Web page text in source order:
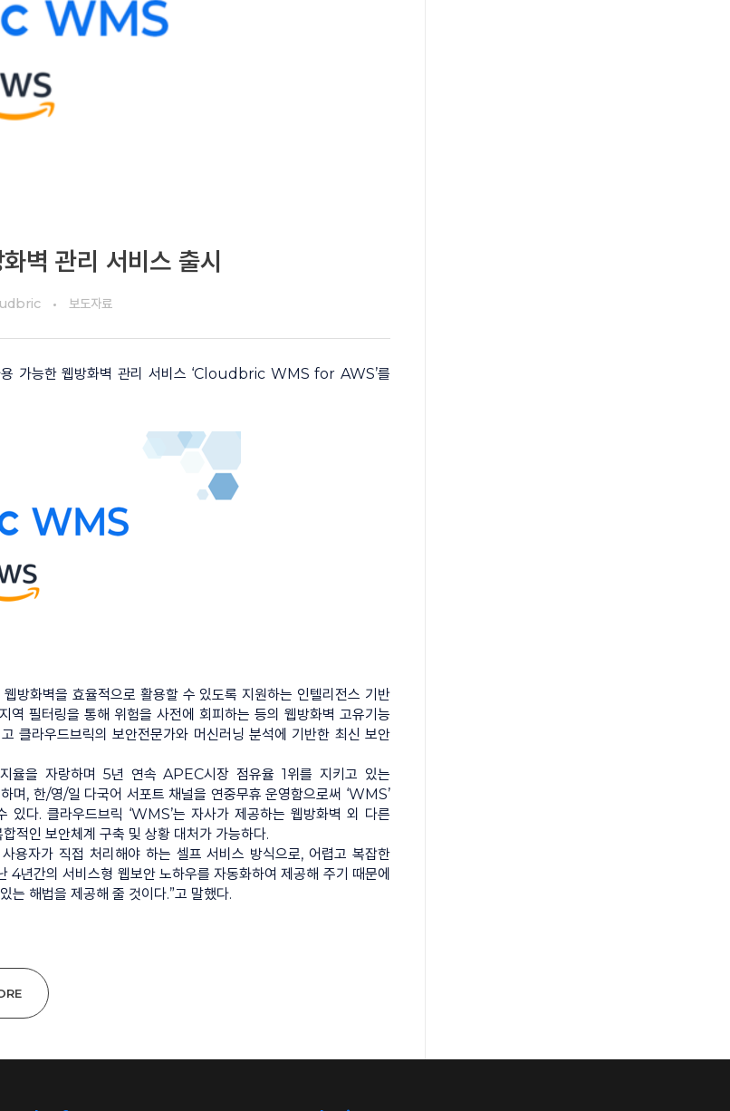
벽 관리 서비스 출시
보도자료
용 가능한 웹방화벽 관리 서비스 ‘Cloudbric WMS for AWS’를
화벽을 효율적으로 활용할 수 있도록 지원하는 인텔리전스 기반
필터링을 통해 위험을 사전에 회피하는 등의 웹방화벽 고유기능
클라우드브릭의 보안전문가와 머신러닝 분석에 기반한 최신 보안
을 자랑하며 5년 연속 APEC시장 점유율 1위를 지키고 있는
, 한/영/일 다국어 서포트 채널을 연중무휴 운영함으로써 ‘WMS’
다. 클라우드브릭 ‘WMS’는 자사가 제공하는 웹방화벽 외 다른
적인 보안체계 구축 및 상황 대처가 가능하다.
용자가 직접 처리해야 하는 셀프 서비스 방식으로, 어렵고 복잡한
년간의 서비스형 웹보안 노하우를 자동화하여 제공해 주기 때문에
해법을 제공해 줄 것이다.”고 말했다.